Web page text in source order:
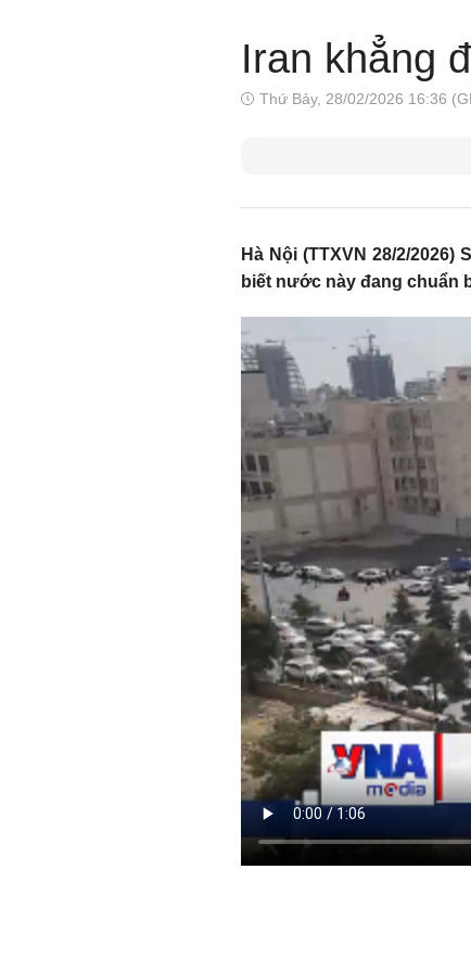
Iran khẳng
Thứ Bảy, 28/02/2026 16:36
Hà Nội (TTXVN 28/2/
biết nước này đang chuẩn